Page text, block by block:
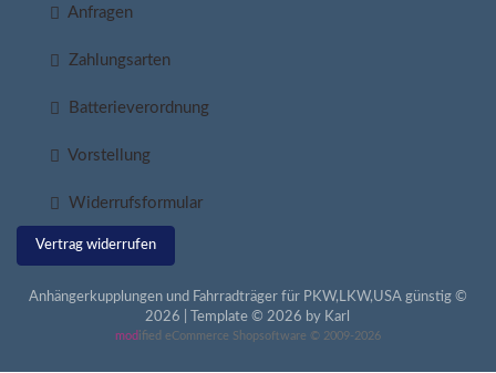
Anfragen
Zahlungsarten
Batterieverordnung
Vorstellung
Widerrufsformular
Vertrag widerrufen
Anhängerkupplungen und Fahrradträger für PKW,LKW,USA günstig ©
2026 | Template © 2026 by Karl
mod ified eCommerce Shopsoftware © 2009-2026